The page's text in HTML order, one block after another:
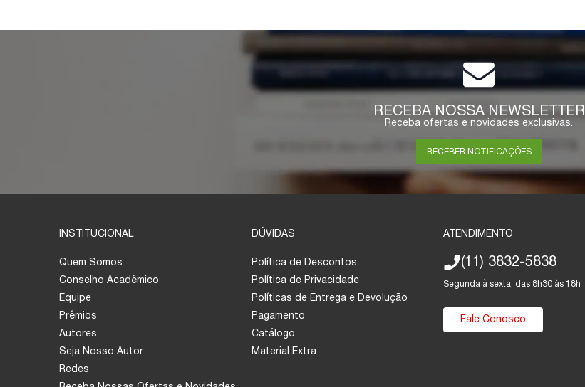
RECEBA NOSSA NEWSLETTER
Receba ofertas e novidades exclusivas.
RECEBER NOTIFICAÇÕES
INSTITUCIONAL
Quem Somos
Conselho Acadêmico
Equipe
Prêmios
Autores
Seja Nosso Autor
Redes
DÚVIDAS
Política de Descontos
Política de Privacidade
Políticas de Entrega e Devolução
Pagamento
Catálogo
Material Extra
ATENDIMENTO
(11) 3832-5838
Segunda à sexta, das 8h30 às 18h
Fale Conosco